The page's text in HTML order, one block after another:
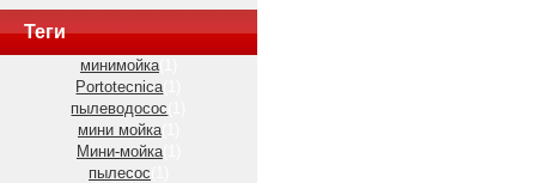
Теги
минимойка(1)
Portotecnica(1)
пылеводосос
мини мойка(1)
Мини-мойка(1)
пылесос